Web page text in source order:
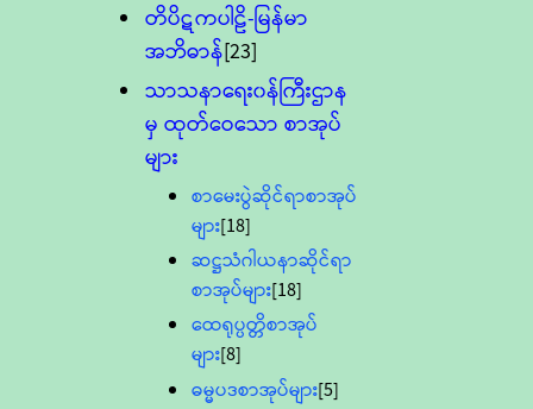
တိပိဋကပါဠိ-မြန်မာ
အဘိဓာန်[23]
သာသနာရေး၀န်ကြီးဌာန
မှ ထုတ်ဝေသော စာအုပ်
များ
စာမေးပွဲဆိုင်ရာစာအုပ်
များ[18]
ဆဋ္ဌသံဂါယနာဆိုင်ရာ
စာအုပ်များ[18]
ထေရုပ္ပတ္တိစာအုပ်
များ[8]
ဓမ္မပဒစာအုပ်များ[5]